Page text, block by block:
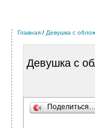
Главная / Девушка с
Девушка с